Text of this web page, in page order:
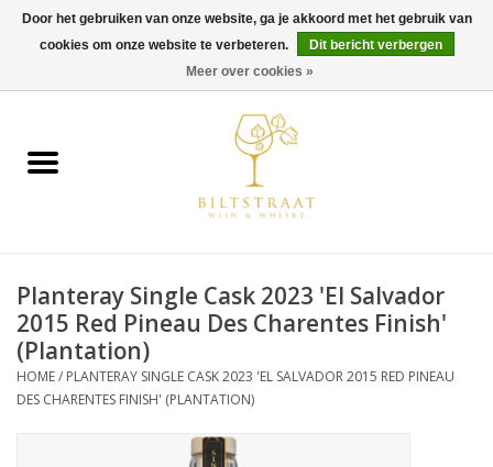
0 Artikelen - €0,00
Wijn
Gin & Tonic
Rum
Planteray Single Cask 2023 'El Salvador
2015 Red Pineau Des Charentes Finish'
(Plantation)
HOME/ PLANTERAY SINGLE CASK 2023 'EL SALVADOR 2015 RED PINEAU
DES CHARENTES FINISH' (PLANTATION)
Door het gebruiken van onze website, ga je akkoord met het gebruik van
cookies om onze website te verbeteren.
Dit bericht verbergen
Meer over cookies »